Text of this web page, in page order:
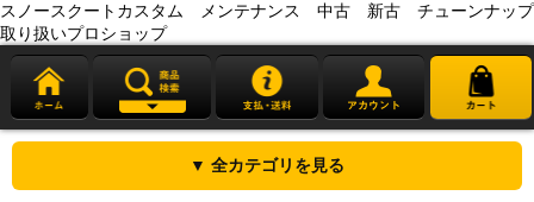
スノースクートカスタム メンテナンス 中古 新古 チューンナップ
取り扱いプロショップ
▼ 全カテゴリを見る